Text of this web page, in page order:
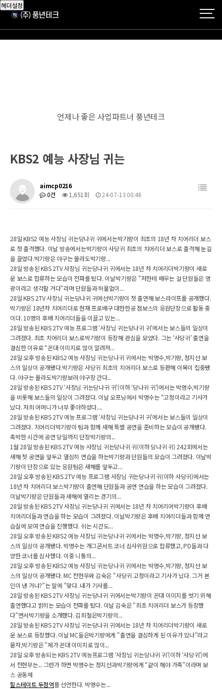
헤더설정
언제나 좋은 사업파트너 풍년테크
KBS2 예능 사장님 귀는
aimcp0216
0건
1,651회 24-07-13 00:46
28일 KBS2 예능 사장님 귀는당나귀 귀에서는박기량이 최초의 18년 차 치어리더 보스
로 첫 출격했다. 이날 방송에서는박기량이 사당귀 최초의 치어리더 보스로 출격해 눈길
을 끌었다.박기량은 야구는 몰라도박기량...
28일 방송된 KBS 2TV 사장님 귀는당나귀 귀에서는 18년 차 치어리더박기량이 새로
운 보스로 합류하는 모습이 전파를 탔다. 이날박기량은 "저한테 배우는 걸 단원들은 영
광이라고 생각할 거다"라며 단원들과 허물없이...
28일 KBS 2TV 사장님 귀는당나귀 귀에선박기량이 첫 출연해 보스라이프를 공개했다.
박기량은 18년차 치어리더로 현재 프로배구 대한한공 점보스의 응원단장으로 활동 중
이다. 10명의 후배 치어리더들을 이끌고 있는...
28일 방송된 KBS 2TV 예능 프로그램 ‘사장님 귀는당나귀 귀’에서는 보스들의 일상이
그려졌다. 최초 치어리더 보스로박기량이 등장해 관심을 모았다. 그는 ‘사당귀’ 출연을
결심한 이유로 “꼰대 이미지로 많이 알려져...
28일 오후 방송된 KBS2 예능 사장님 귀는당나귀 귀에서는 박명수,박기량, 정지선 보
스의 일상이 공개됐다.박기량은 사당귀 최초의 치어리더 보스로 등판해 이목이 집중됐
다. 야구는 몰라도박기량보러 야구장 간다...
28일 방송된 KBS 2TV ‘사장님 귀는당나귀 귀’(이하 ‘당나귀 귀’)에서는 박명수,박기량
을 비롯해 보스들의 일상이 그려졌다. 이날 오프닝에서 박명수는 “고정이라고 기사가
났다. 저희 어머니가 너무 좋아하셨다....
28일 방송된 KBS 2TV 예능 프로그램 ‘사장님 귀는당나귀 귀’에서는 보스들의 일상이
그려졌다. 치어리더박기량이 팀과 함께 새해 특별 공연을 준비하는 모습이 공개됐다.
촉박한 시간에 공연 당일까지 단장박기량의...
1월 28일 방송된 KBS 2TV 예능 사장님 귀는당나귀 귀(이하 당나귀 귀) 242회에서는
새해 첫 공연을 앞두고 열심히 연습을 하는박기량과 단원들의 모습이 그려졌다. 이날박
기량이 단장으로 있는 응원팀은 새해를 앞두고...
28일 오후 방송된 KBS 2TV 예능 프로그램 사장님 귀는당나귀 귀(이하 사당귀)에서는
18년 차 치어리더 보스박기량이 출연해 단원들과 공연 연습을 하는 모습이 그려졌다.
이날박기량은 단원들과 새해에 열리는 경기의...
28일 방송된 KBS 2TV 사장님 귀는당나귀 귀에서는 18년 차 치어리어박기량이 후배
치어리더들과 연습을 하는 모습이 그려졌다. 이날박기량은 후배 치어리더들과 함께 연
습실에 모여 연습을 진행했다. 쉬는 시간도...
28일 오후 방송된 KBS2 예능 사장님 귀는당나귀 귀에서는 박명수,박기량, 정지선 보
스의 일상이 공개됐다. 박명수는 개그콘서트 코너 심사위원으로 합류했고, PD들과 다
양한 코너를 심사했다. 이중 니퉁의...
28일 오후 방송된 KBS2 예능 사장님 귀는당나귀 귀에서는 박명수,박기량, 정지선 보
스의 일상이 공개됐다. MC 전현무와 김숙은 "사당귀 고정이라고 기사가 났다. 그거 본
인이 낸 거냐?"는 말에 "맞다. 내가 기사를...
28일 방송된 KBS 2TV 사장님 귀는당나귀 귀에서는박기량이 꼰대 이미지를 벗기 위해
출연했다고 밝히는 모습이 전파를 탔다. 이날 김숙은 "최초 치어리더 보스가 등장했
다"면서박기량을 소개했다. 김희철은박기량의...
28일 방송된 KBS 2TV 사장님 귀는당나귀 귀에서는 18년 차 치어리더박기량이 새로
운 보스로 등장했다. 이날 MC들은박기량에게 "출연을 결심하게 된 이유가 있나"라고
묻자,박기량은 "제가 꼰대 이미지로 많이...
28일 오후 방송되는 KBS 2TV 예능프로그램 ‘사장님 귀는당나귀 귀’(이하 ‘사당귀’)에
서 전현무는... 그런가 하면 박명수는 정지선과박기량에게 “같이 해야 가족”이라며 보
스 공동체
힐스테이트 두정역를 선언한다. 박명수는...